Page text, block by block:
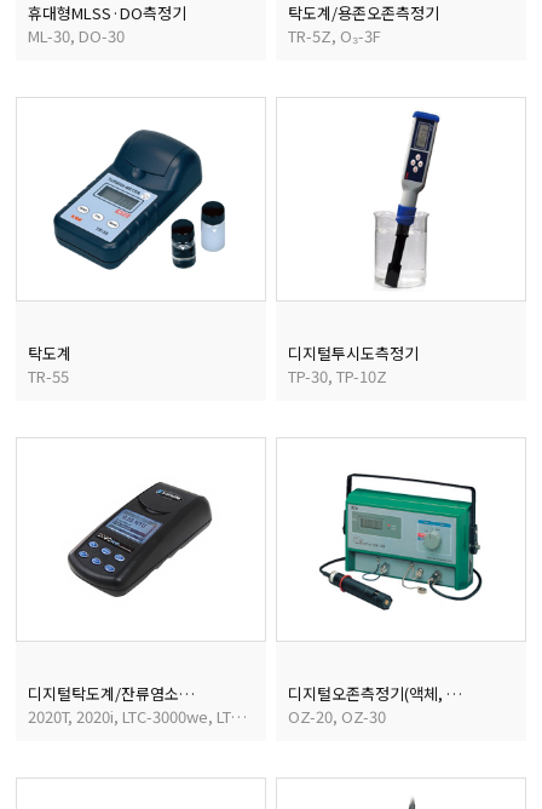
휴대형MLSS·DO측정기
ML-30, DO-30
탁도계/용존오존측정기
TR-5Z, O₃-3F
탁도계
TR-55
디지털투시도측정기
TP-30, TP-10Z
디지털탁도계/잔류염소측정기
2020T, 2020i, LTC-3000we, LTC-3000wi
디지털오존측정기(액체, 기체용)
OZ-20, OZ-30